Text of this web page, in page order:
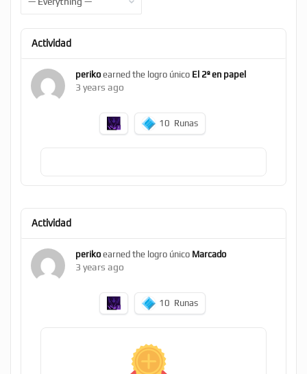
Actividad
perikoearned the logro único El 2º en papel
3 years ago
10 Runas
Actividad
perikoearned the logro único Marcado
3 years ago
10 Runas